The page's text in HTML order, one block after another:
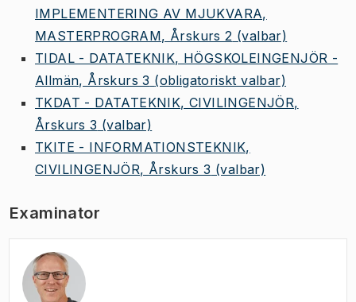
IMPLEMENTERING AV MJUKVARA,
MASTERPROGRAM, Årskurs 2 (valbar)
TIDAL - DATATEKNIK, HÖGSKOLEINGENJÖR -
Allmän, Årskurs 3 (obligatoriskt valbar)
TKDAT - DATATEKNIK, CIVILINGENJÖR,
Årskurs 3 (valbar)
TKITE - INFORMATIONSTEKNIK,
CIVILINGENJÖR, Årskurs 3 (valbar)
Examinator